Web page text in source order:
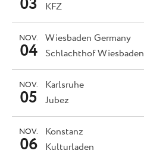
KFZ
Wiesbaden Germany
NOV.
04 Schlachthof Wiesbaden
Karlsruhe
NOV.
05 Jubez
Konstanz
NOV.
06 Kulturladen